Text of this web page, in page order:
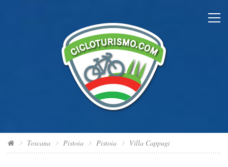
Toscana Pistoia Pistoia Villa Cappugi